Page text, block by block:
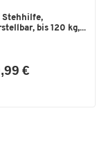
Stehhilfe,
bis 120 kg,...
€